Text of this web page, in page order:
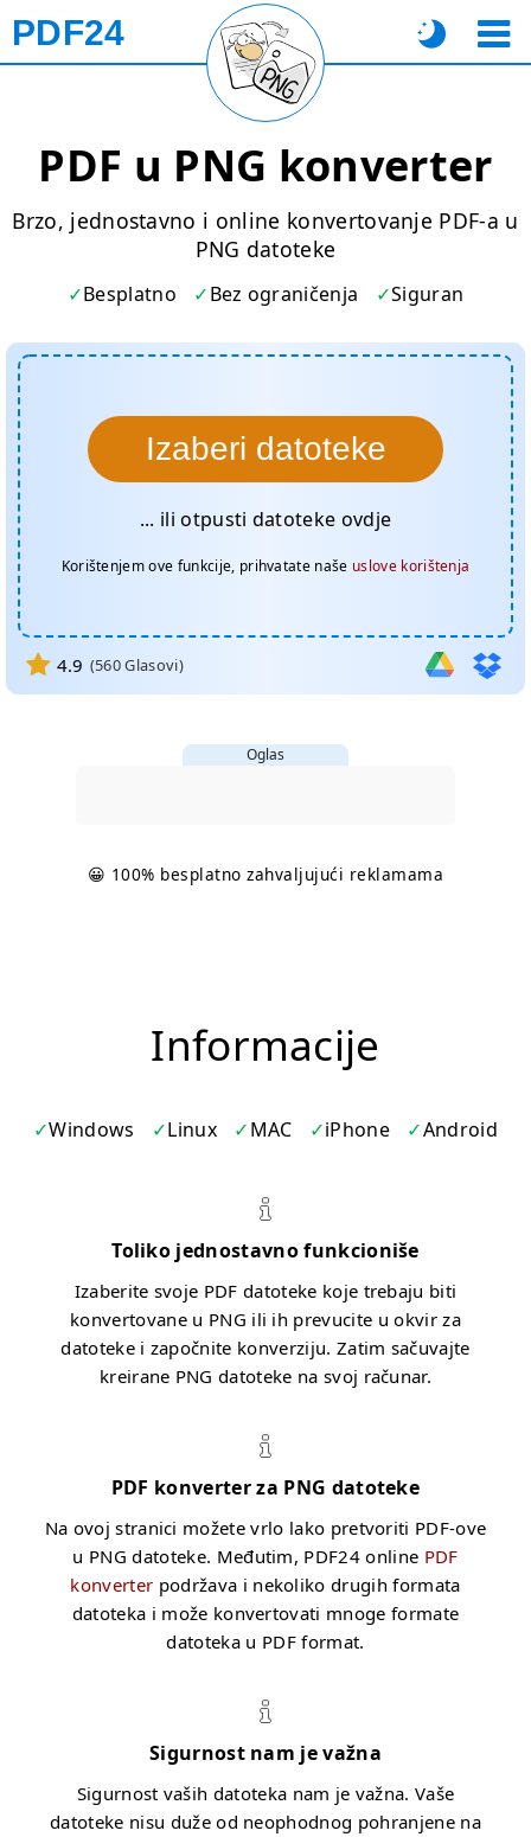
PDF24
PDF u PNG konverter
Brzo, jednostavno i online konvertovanje PDF-a u
PNG datoteke
Besplatno Bez ograničenja Siguran
Izaberi datoteke
... ili otpusti datoteke ovdje
Korištenjem ove funkcije, prihvatate naše uslove korištenja
4.9 (560Glasovi)
Oglas
😀 100% besplatno zahvaljujući reklamama
Informacije
Windows Linux MAC iPhone Android
Toliko jednostavno funkcioniše
Izaberite svoje PDF datoteke koje trebaju biti
konvertovane u PNG ili ih prevucite u okvir za
datoteke i započnite konverziju. Zatim sačuvajte
kreirane PNG datoteke na svoj računar.
PDF konverter za PNG datoteke
Na ovoj stranici možete vrlo lako pretvoriti PDF-ove
u PNG datoteke. Međutim, PDF24 online PDF
konverter podržava i nekoliko drugih formata
datoteka i može konvertovati mnoge formate
datoteka u PDF format.
Sigurnost nam je važna
Sigurnost vaših datoteka nam je važna. Vaše
datoteke nisu duže od neophodnog pohranjene na